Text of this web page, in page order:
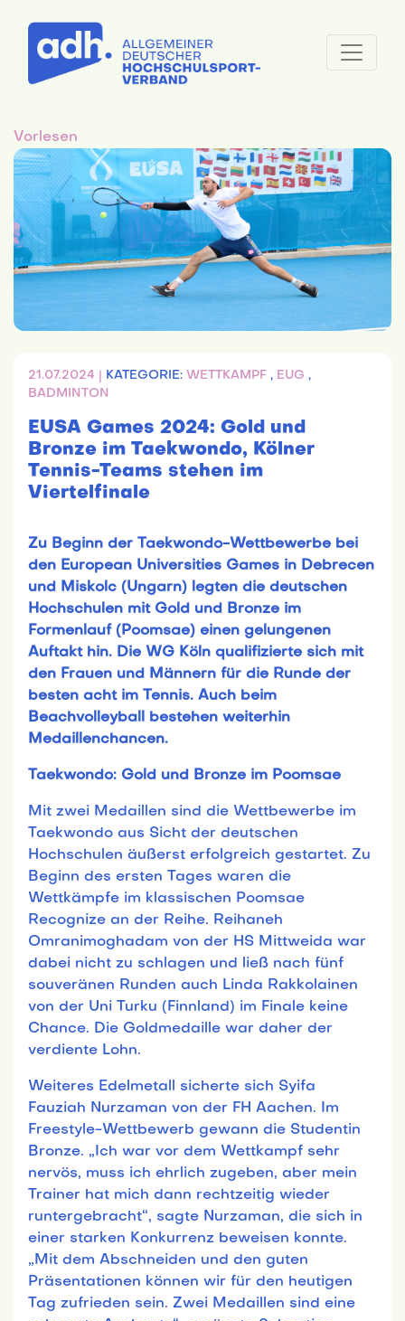
Vorlesen
21.07.2024 | KATEGORIE: WETTKAMPF , EUG ,
BADMINTON
EUSA Games 2024: Gold und
Bronze im Taekwondo, Kölner
Tennis-Teams stehen im
Viertelfinale
Zu Beginn der Taekwondo-Wettbewerbe bei
den European Universities Games in Debrecen
und Miskolc (Ungarn) legten die deutschen
Hochschulen mit Gold und Bronze im
Formenlauf (Poomsae) einen gelungenen
Auftakt hin. Die WG Köln qualifizierte sich mit
den Frauen und Männern für die Runde der
besten acht im Tennis. Auch beim
Beachvolleyball bestehen weiterhin
Medaillenchancen.
Taekwondo: Gold und Bronze im Poomsae
Mit zwei Medaillen sind die Wettbewerbe im
Taekwondo aus Sicht der deutschen
Hochschulen äußerst erfolgreich gestartet. Zu
Beginn des ersten Tages waren die
Wettkämpfe im klassischen Poomsae
Recognize an der Reihe. Reihaneh
Omranimoghadam von der HS Mittweida war
dabei nicht zu schlagen und ließ nach fünf
souveränen Runden auch Linda Rakkolainen
von der Uni Turku (Finnland) im Finale keine
Chance. Die Goldmedaille war daher der
verdiente Lohn.
Weiteres Edelmetall sicherte sich Syifa
Fauziah Nurzaman von der FH Aachen. Im
Freestyle-Wettbewerb gewann die Studentin
Bronze. „Ich war vor dem Wettkampf sehr
nervös, muss ich ehrlich zugeben, aber mein
Trainer hat mich dann rechtzeitig wieder
runtergebracht“, sagte Nurzaman, die sich in
einer starken Konkurrenz beweisen konnte.
„Mit dem Abschneiden und den guten
Präsentationen können wir für den heutigen
Tag zufrieden sein. Zwei Medaillen sind eine